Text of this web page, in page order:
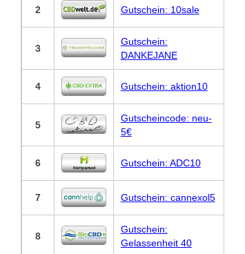
2 Gutschein: 10sale
3
Gutschein:
DANKEJANE
4 Gutschein: aktion10
5
Gutscheincode: neu-
5€
6 Gutschein: ADC10
7 Gutschein: cannexol5
8
Gutschein:
Gelassenheit 40